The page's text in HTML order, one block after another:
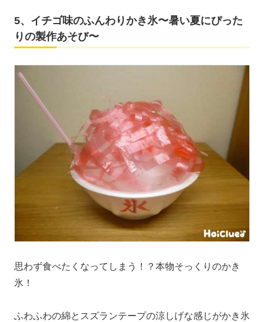
5、イチゴ味のふんわりかき氷〜暑い夏にぴった
りの製作あそび〜
思わず食べたくなってしまう！？本物そっくりのかき
氷！
ふわふわの綿とスズランテープの涼しげな感じがかき氷